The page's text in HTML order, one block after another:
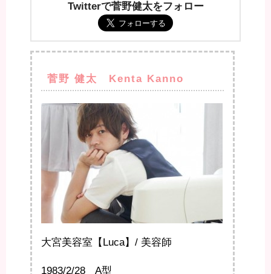
Twitterで菅野健太をフォロー
菅野 健太 Kenta Kanno
大宮美容室【Luca】/ 美容師
1983/2/28 A型